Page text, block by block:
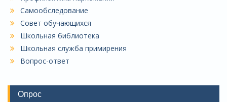
Самообследование
Совет обучающихся
Школьная библиотека
Школьная служба примирения
Вопрос-ответ
Опрос